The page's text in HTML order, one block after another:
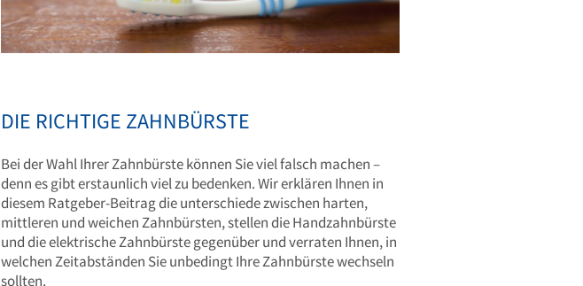
DIE RICHTIGE ZAHNBÜRSTE
Bei der Wahl Ihrer Zahnbürste können Sie viel falsch machen –
denn es gibt erstaunlich viel zu bedenken. Wir erklären Ihnen in
diesem Ratgeber-Beitrag die unterschiede zwischen harten,
mittleren und weichen Zahnbürsten, stellen die Handzahnbürste
und die elektrische Zahnbürste gegenüber und verraten Ihnen, in
welchen Zeitabständen Sie unbedingt Ihre Zahnbürste wechseln
sollten.